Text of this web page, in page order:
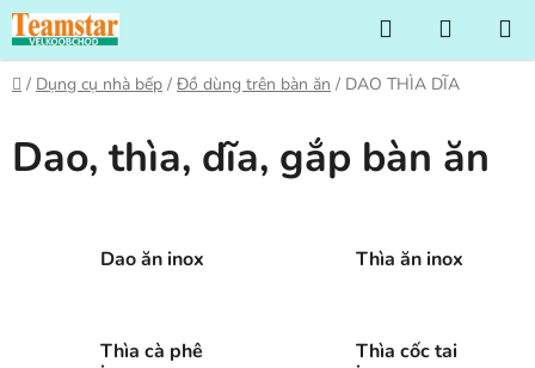
Chuyển
qua
phần
nội
kiếm HÀNG
Trang
/ Dụng cụ nhà bếp / Đồ dùng trên bàn ăn / DAO THÌA DĨA
Dao, thìa, dĩa, gắp bàn ăn
Dao ăn inox Thìa ăn inox
Thìa cà phê
Thìa cốc tai